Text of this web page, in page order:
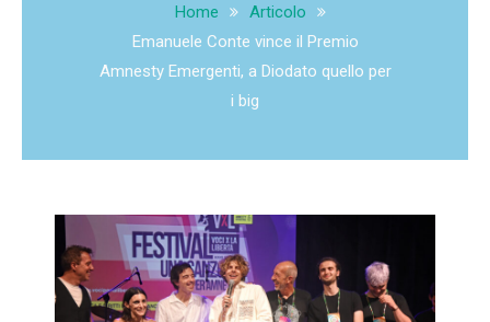
Home
Articolo
Emanuele Conte vince il Premio
Amnesty Emergenti, a Diodato quello per
i big